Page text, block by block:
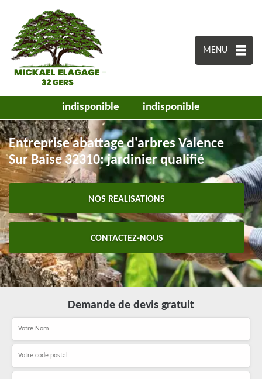
MENU
indisponible indisponible
Entreprise abattage d'arbres Valence
Sur Baise 32310: jardinier qualifié
NOS REALISATIONS
CONTACTEZ-NOUS
Demande de devis gratuit